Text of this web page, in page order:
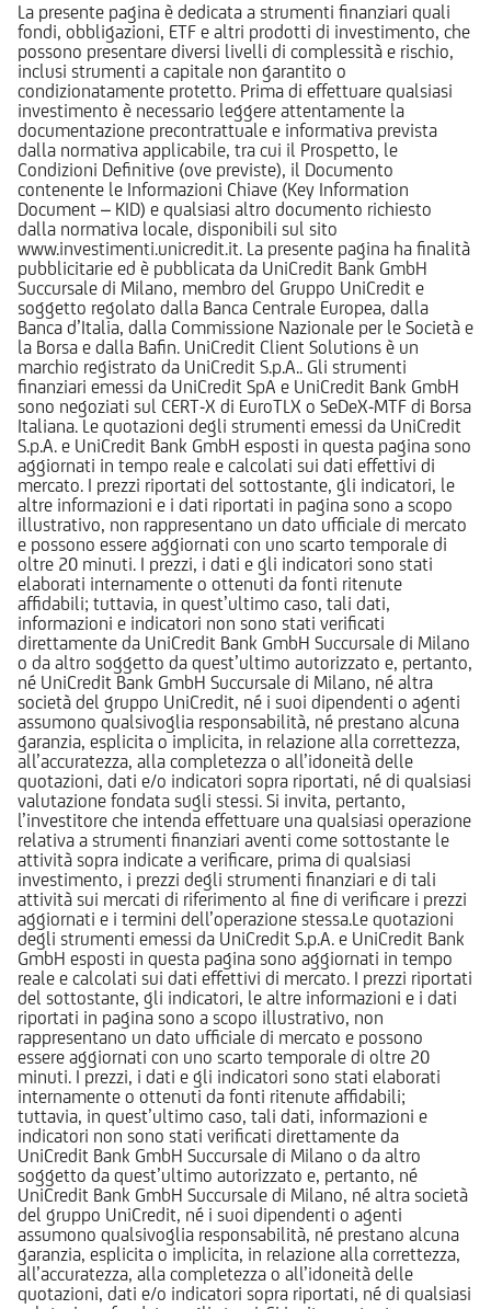
La presente pagina è dedicata a strumenti finanziari quali
fondi, obbligazioni, ETF e altri prodotti di investimento, che
possono presentare diversi livelli di complessità e rischio,
inclusi strumenti a capitale non garantito o
condizionatamente protetto. Prima di effettuare qualsiasi
investimento è necessario leggere attentamente la
documentazione precontrattuale e informativa prevista
dalla normativa applicabile, tra cui il Prospetto, le
Condizioni Definitive (ove previste), il Documento
contenente le Informazioni Chiave (Key Information
Document – KID) e qualsiasi altro documento richiesto
dalla normativa locale, disponibili sul sito
www.investimenti.unicredit.it. La presente pagina ha finalità
pubblicitarie ed è pubblicata da UniCredit Bank GmbH
Succursale di Milano, membro del Gruppo UniCredit e
soggetto regolato dalla Banca Centrale Europea, dalla
Banca d’Italia, dalla Commissione Nazionale per le Società e
la Borsa e dalla Bafin. UniCredit Client Solutions è un
marchio registrato da UniCredit S.p.A.. Gli strumenti
finanziari emessi da UniCredit SpA e UniCredit Bank GmbH
sono negoziati sul CERT-X di EuroTLX o SeDeX-MTF di Borsa
Italiana. Le quotazioni degli strumenti emessi da UniCredit
S.p.A. e UniCredit Bank GmbH esposti in questa pagina sono
aggiornati in tempo reale e calcolati sui dati effettivi di
mercato. I prezzi riportati del sottostante, gli indicatori, le
altre informazioni e i dati riportati in pagina sono a scopo
illustrativo, non rappresentano un dato ufficiale di mercato
e possono essere aggiornati con uno scarto temporale di
oltre 20 minuti. I prezzi, i dati e gli indicatori sono stati
elaborati internamente o ottenuti da fonti ritenute
affidabili; tuttavia, in quest’ultimo caso, tali dati,
informazioni e indicatori non sono stati verificati
direttamente da UniCredit Bank GmbH Succursale di Milano
o da altro soggetto da quest’ultimo autorizzato e, pertanto,
né UniCredit Bank GmbH Succursale di Milano, né altra
società del gruppo UniCredit, né i suoi dipendenti o agenti
assumono qualsivoglia responsabilità, né prestano alcuna
garanzia, esplicita o implicita, in relazione alla correttezza,
all’accuratezza, alla completezza o all’idoneità delle
quotazioni, dati e/o indicatori sopra riportati, né di qualsiasi
valutazione fondata sugli stessi. Si invita, pertanto,
l’investitore che intenda effettuare una qualsiasi operazione
relativa a strumenti finanziari aventi come sottostante le
attività sopra indicate a verificare, prima di qualsiasi
investimento, i prezzi degli strumenti finanziari e di tali
attività sui mercati di riferimento al fine di verificare i prezzi
aggiornati e i termini dell’operazione stessa.Le quotazioni
degli strumenti emessi da UniCredit S.p.A. e UniCredit Bank
GmbH esposti in questa pagina sono aggiornati in tempo
reale e calcolati sui dati effettivi di mercato. I prezzi riportati
del sottostante, gli indicatori, le altre informazioni e i dati
riportati in pagina sono a scopo illustrativo, non
rappresentano un dato ufficiale di mercato e possono
essere aggiornati con uno scarto temporale di oltre 20
minuti. I prezzi, i dati e gli indicatori sono stati elaborati
internamente o ottenuti da fonti ritenute affidabili;
tuttavia, in quest’ultimo caso, tali dati, informazioni e
indicatori non sono stati verificati direttamente da
UniCredit Bank GmbH Succursale di Milano o da altro
soggetto da quest’ultimo autorizzato e, pertanto, né
UniCredit Bank GmbH Succursale di Milano, né altra società
del gruppo UniCredit, né i suoi dipendenti o agenti
assumono qualsivoglia responsabilità, né prestano alcuna
garanzia, esplicita o implicita, in relazione alla correttezza,
all’accuratezza, alla completezza o all’idoneità delle
quotazioni, dati e/o indicatori sopra riportati, né di qualsiasi